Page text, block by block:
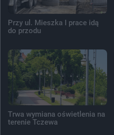
Przy ul. Mieszka I prace idą
do przodu
Trwa wymiana oświetlenia na
terenie Tczewa